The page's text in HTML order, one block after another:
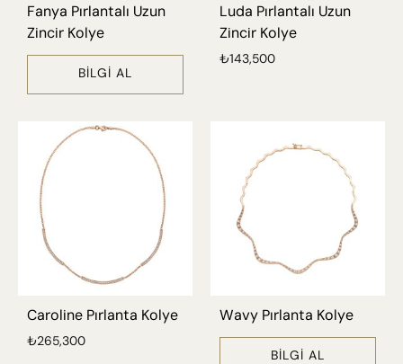
Fanya Pırlantalı Uzun
Zincir Kolye
BILGI AL
Luda Pırlantalı Uzun
Zincir Kolye
₺143,500
Caroline Pırlanta Kolye
₺265,300
Wavy Pırlanta Kolye
BILGI AL